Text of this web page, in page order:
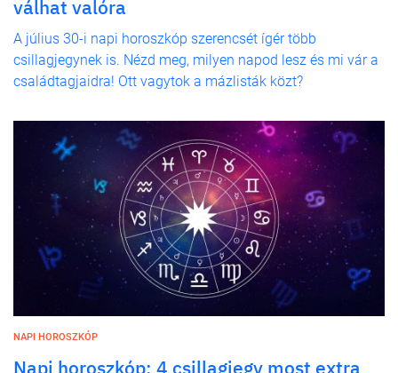
válhat valóra
A július 30-i napi horoszkóp szerencsét ígér több
csillagjegynek is. Nézd meg, milyen napod lesz és mi vár a
családtagjaidra! Ott vagytok a mázlisták közt?
NAPI HOROSZKÓP
Napi horoszkóp: 4 csillagjegy most extra